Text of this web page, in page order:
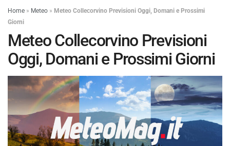
Home » Meteo » Meteo Collecorvino Previsioni Oggi, Domani e Prossimi
Giorni
Meteo Collecorvino Previsioni
Oggi, Domani e Prossimi Giorni